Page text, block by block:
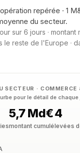
opération repérée · 1
du secteur.
sur 6 jours · montant
le reste de l'Europe ·
SECTEUR · COMMERCE
pour le détail de chaque
5,7 Md€
montant cumulé
4
levées